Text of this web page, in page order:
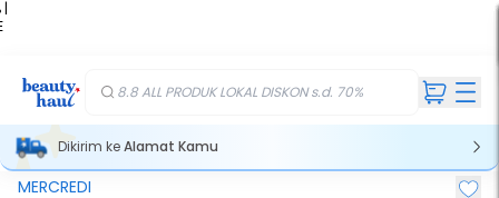
|
8.8 ALL PRODUK LOKAL DISKON s.d. 70%
Dikirim keAlamat Kamu
MERCREDI